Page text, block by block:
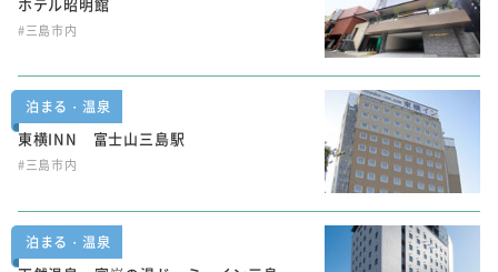
#三島市内
泊まる・温泉
東横INN 富士山三島駅
#三島市内
泊まる・温泉